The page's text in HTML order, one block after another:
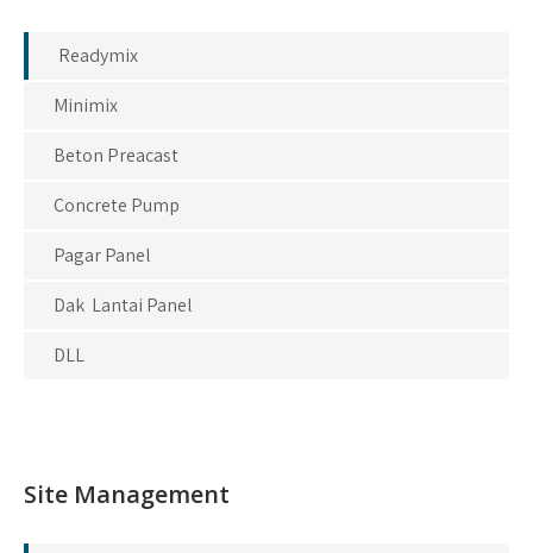
Readymix
Minimix
Beton Preacast
Concrete Pump
Pagar Panel
Dak Lantai Panel
DLL
Site Management